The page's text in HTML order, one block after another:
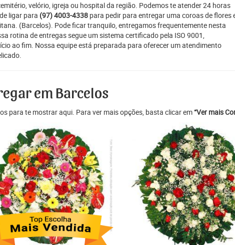
velório, igreja ou hospital da região. Podemos te atender 24 horas
ligar para (97) 4003-4338 para pedir para entregar uma coroas de flores
(Barcelos). Pode ficar tranquilo, entregamos frequentemente nesta
rotina de entregas segue um sistema certificado pela ISO 9001,
ao fim. Nossa equipe está preparada para oferecer um atendimento
em Barcelos
para te mostrar aqui. Para ver mais opções, basta clicar em“Ver mais